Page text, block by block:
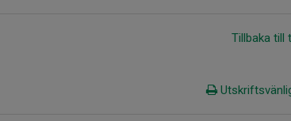
Tillbaka till